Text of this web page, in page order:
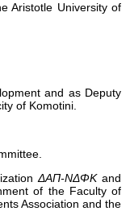
Aristotle University of
and as Deputy
of Komotini.
ΔΑΠ-ΝΔΦΚand
of the Faculty of
Association and the